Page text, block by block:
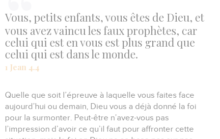
Vous, petits enfants, vous êtes de Dieu, et
vous avez vaincu les faux prophètes, car
celui qui est en vous est plus grand que
celui qui est dans le monde.
1 Jean 4.4
Quelle que soit l’épreuve à laquelle vous faites face
aujourd’hui ou demain, Dieu vous a déjà donné la foi
pour la surmonter. Peut-être n’avez-vous pas
l’impression d’avoir ce qu’il faut pour affronter cette